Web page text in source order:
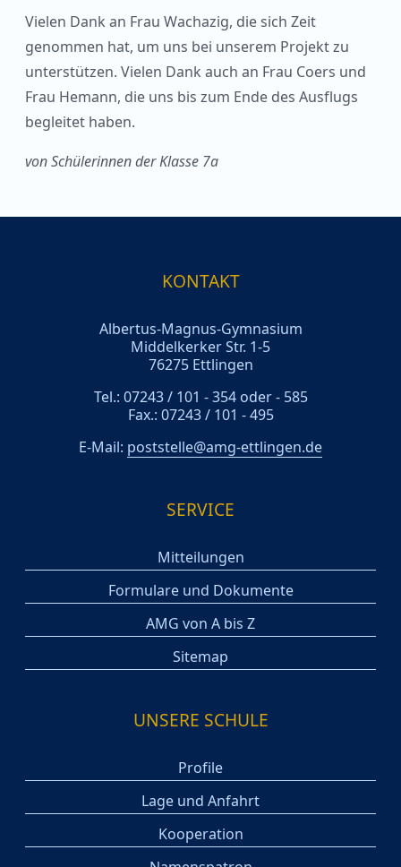
Vielen Dank an Frau Wachazig, die sich Zeit
genommen hat, um uns bei unserem Projekt zu
unterstützen. Vielen Dank auch an Frau Coers und
Frau Hemann, die uns bis zum Ende des Ausflugs
begleitet haben.
von Schülerinnen der Klasse 7a
KONTAKT
Albertus-Magnus-Gymnasium
Middelkerker Str. 1-5
76275 Ettlingen
Tel.: 07243 / 101 - 354 oder - 585
Fax.: 07243 / 101 - 495
E-Mail: poststelle@amg-ettlingen.de
SERVICE
Mitteilungen
Formulare und Dokumente
AMG von A bis Z
Sitemap
UNSERE SCHULE
Profile
Lage und Anfahrt
Kooperation